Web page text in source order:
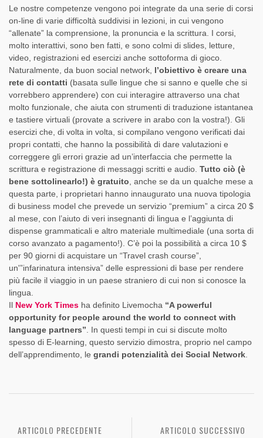
Le nostre competenze vengono poi integrate da una serie di corsi
on-line di varie difficoltà suddivisi in lezioni, in cui vengono
“allenate” la comprensione, la pronuncia e la scrittura. I corsi,
molto interattivi, sono ben fatti, e sono colmi di slides, letture,
video, registrazioni ed esercizi anche sottoforma di gioco.
Naturalmente, da buon social network, l’obiettivo è creare una
rete di contatti (basata sulle lingue che si sanno e quelle che si
vorrebbero apprendere) con cui interagire attraverso una chat
molto funzionale, che aiuta con strumenti di traduzione istantanea
e tastiere virtuali (provate a scrivere in arabo con la vostra!). Gli
esercizi che, di volta in volta, si compilano vengono verificati dai
propri contatti, che hanno la possibilità di dare valutazioni e
correggere gli errori grazie ad un’interfaccia che permette la
scrittura e registrazione di messaggi scritti e audio. Tutto ciò (è
bene sottolinearlo!) è gratuito , anche se da un qualche mese a
questa parte, i proprietari hanno innaugurato una nuova tipologia
di business model che prevede un servizio “premium” a circa 20 $
al mese, con l’aiuto di veri insegnanti di lingua e l’aggiunta di
dispense grammaticali e altro materiale multimediale (una sorta di
corso avanzato a pagamento!). C’è poi la possibilità a circa 10 $
per 90 giorni di acquistare un “Travel crash course”,
un'”infarinatura intensiva” delle espressioni di base per rendere
più facile il viaggio in un paese straniero di cui non si conosce la
lingua.
Il New York Times ha definito Livemocha “A powerful
opportunity for people around the world to connect with
language partners” . In questi tempi in cui si discute molto
spesso di E-learning, questo servizio dimostra, proprio nel campo
dell’apprendimento, le grandi potenzialità dei Social Network
ARTICOLO SUCCESSIVO
ARTICOLO PRECEDENTE